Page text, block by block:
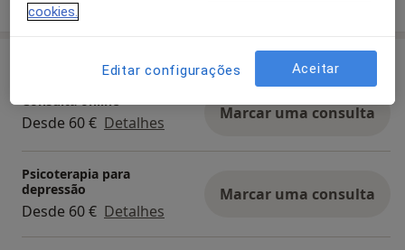
Serviços e preços
Consulta online
Desde 60 € Detalhes Marcar uma consulta
Psicoterapia para
depressão
Desde 60 € Detalhes
Marcar uma consulta
cookies.
Editar configurações Aceitar